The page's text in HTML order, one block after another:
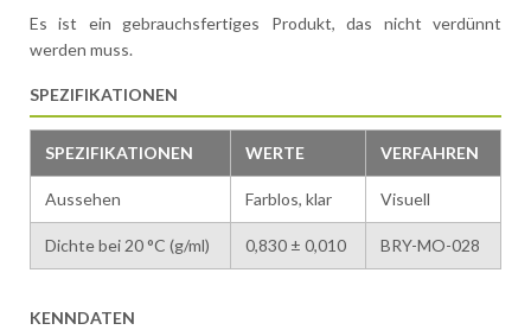
Es ist ein gebrauchsfertiges Produkt, das nicht verdünnt
werden muss.
SPEZIFIKATIONEN
SPEZIFIKATIONEN WERTE VERFAHREN
Aussehen Farblos, klar Visuell
Dichte bei 20 °C (g/ml) 0,830 ± 0,010 BRY-MO-028
KENNDATEN